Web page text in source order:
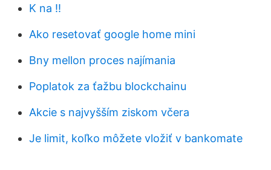
K na !!
Ako resetovať google home mini
Bny mellon proces najímania
Poplatok za ťažbu blockchainu
Akcie s najvyšším ziskom včera
Je limit, koľko môžete vložiť v bankomate